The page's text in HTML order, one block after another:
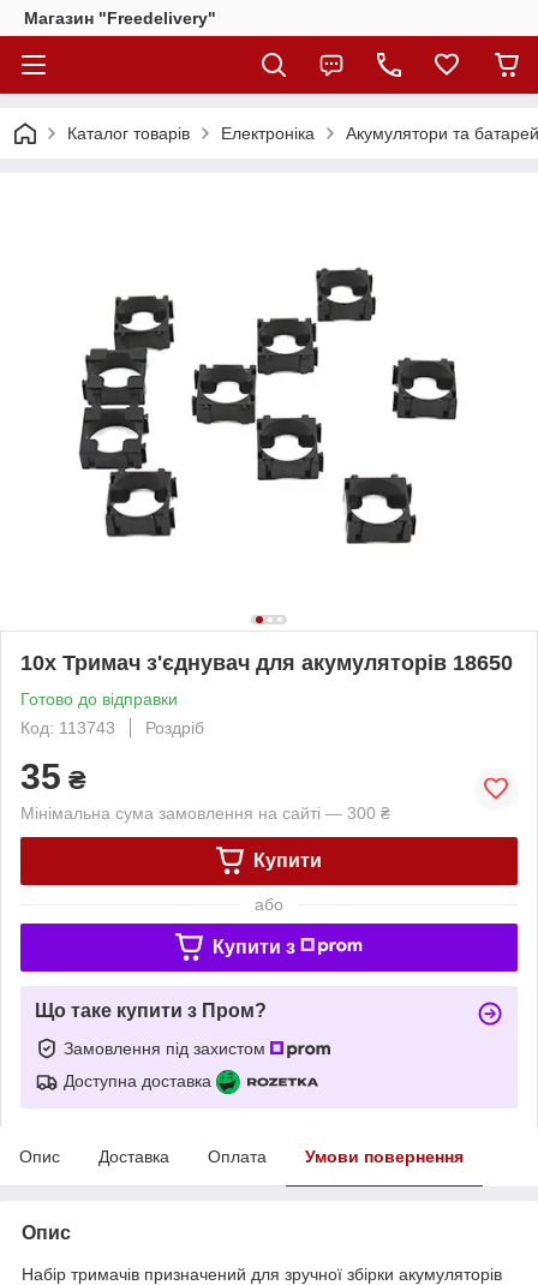
Магазин "Freedelivery"
Каталог товарів Електроніка Акумулятори та
10x Тримач з'єднувач для акумуляторів 18650
Готово до відправки
Код: 113743
Роздріб
35 ₴
Мінімальна сума замовлення на сайті — 300 ₴
Купити
або
Купити з
Що таке купити з Пром?
Замовлення під захистом
Доступна доставка
Опис Доставка Оплата Умови повернення
Опис
Набір тримачів призначений для зручної збірки акумуляторів